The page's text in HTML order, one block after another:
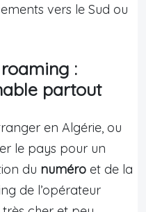
vers le Sud ou
:
partout
en Algérie, ou
le pays pour un
du numéro et de la
de l’opérateur